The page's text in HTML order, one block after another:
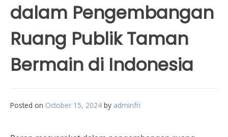
dalam Pengembangan
Ruang Publik Taman
Bermain di Indonesia
Posted on October 15, 2024 by adminfri